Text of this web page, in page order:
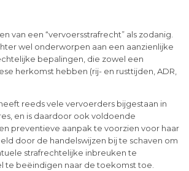
van een “vervoersstrafrecht” als zodanig.
wel onderworpen aan een aanzienlijke
bepalingen, die zowel een
herkomst hebben (rij- en rusttijden, ADR,
reeds vele vervoerders bijgestaan in
en is daardoor ook voldoende
preventieve aanpak te voorzien voor haar
door de handelswijzen bij te schaven om
strafrechtelijke inbreuken te
te beëindigen naar de toekomst toe.